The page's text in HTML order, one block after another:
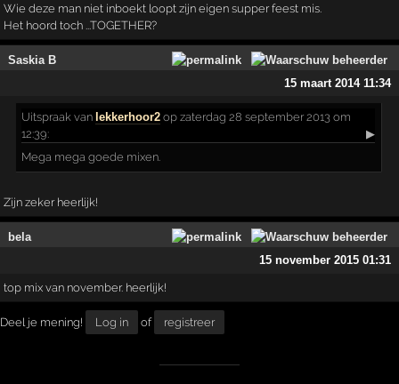
Wie deze man niet inboekt loopt zijn eigen supper feest mis.
Het hoord toch ...TOGETHER?
Saskia B
15 maart 2014 11:34
Uitspraak van lekkerhoor2 op zaterdag 28 september 2013 om
12:39:
▶
Mega mega goede mixen.
Zijn zeker heerlijk!
bela
15 november 2015 01:31
top mix van november. heerlijk!
Deel je mening! Log in of registreer